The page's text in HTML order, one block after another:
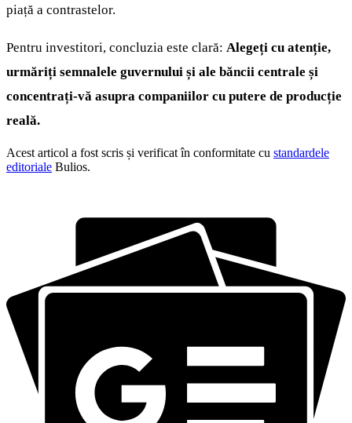
piață a contrastelor.
Pentru investitori, concluzia este clară: Alegeți cu atenție,
urmăriți semnalele guvernului și ale băncii centrale și
concentrați-vă asupra companiilor cu putere de producție
reală.
Acest articol a fost scris și verificat în conformitate cu standardele
editoriale Bulios.